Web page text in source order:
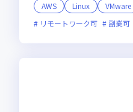
AWS
Linux VMware
リモートワーク可
副業可